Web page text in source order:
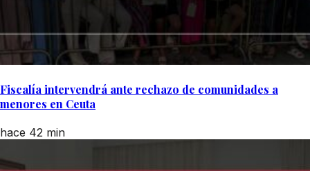
Fiscalía intervendrá ante rechazo de comunidades a
menores en Ceuta
hace 42 min